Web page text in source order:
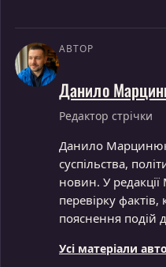
АВТОР
Данило
Редактор стрічки
Данило
суспільства,
новин. У редакції
перевірку фактів,
пояснення подій
Усі матеріали